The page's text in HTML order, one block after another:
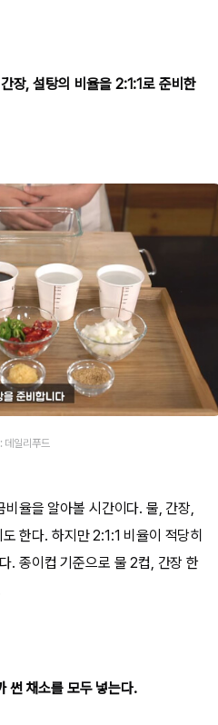
장, 설탕의 비율을 2:1:1로 준비한
데일리푸드
율을 알아볼 시간이다. 물, 간장,
한다. 하지만 2:1:1 비율이 적당히
. 종이컵 기준으로 물 2컵, 간장 한
썬 채소를 모두 넣는다.